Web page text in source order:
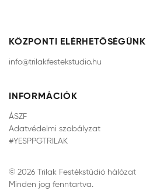
KÖZPONTI ELÉRHETŐSÉGÜNK
info@trilakfestekstudio.hu
INFORMÁCIÓK
ÁSZF
Adatvédelmi szabályzat
#YESPPGTRILAK
© 2026 Trilak Festékstúdió hálózat
Minden jog fenntartva.